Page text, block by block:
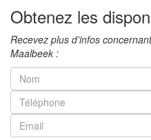
Obtenez les
Recevez plus d’infos
Maalbeek :